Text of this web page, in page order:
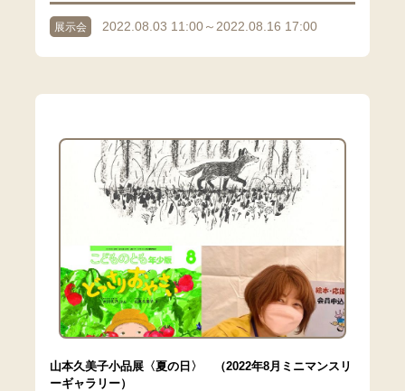
展示会 2022.08.03 11:00～2022.08.16 17:00
山本久美子小品展〈夏の日〉 （2022年8月ミニマンスリ
ーギャラリー）